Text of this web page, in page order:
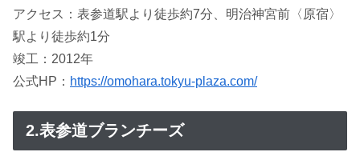
アクセス：表参道駅より徒歩約7分、明治神宮前〈原宿〉
駅より徒歩約1分
竣工：2012年
公式HP： https://omohara.tokyu-plaza.com/
2.表参道ブランチーズ